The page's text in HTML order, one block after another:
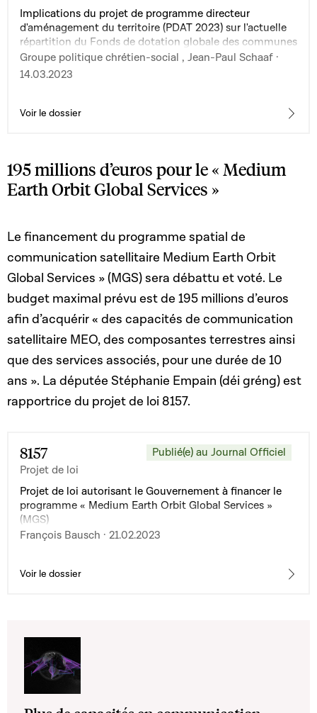
Implications du projet de programme directeur
d'aménagement du territoire (PDAT 2023) sur l'actuelle
répartition du Fonds de dotation globale des communes
Groupe politique chrétien-social , Jean-Paul Schaaf ·
14.03.2023
Voir le dossier
195 millions d’euros pour le « Medium
Earth Orbit Global Services »
Le financement du programme spatial de
communication satellitaire Medium Earth Orbit
Global Services » (MGS) sera débattu et voté. Le
budget maximal prévu est de 195 millions d’euros
afin d’acquérir « des capacités de communication
satellitaire MEO, des composantes terrestres ainsi
que des services associés, pour une durée de 10
ans ». La députée Stéphanie Empain (déi gréng) est
rapportrice du projet de loi 8157.
8157
Projet de loi
Publié(e) au Journal Officiel
Projet de loi autorisant le Gouvernement à financer le
programme « Medium Earth Orbit Global Services »
(MGS)
François Bausch · 21.02.2023
Voir le dossier